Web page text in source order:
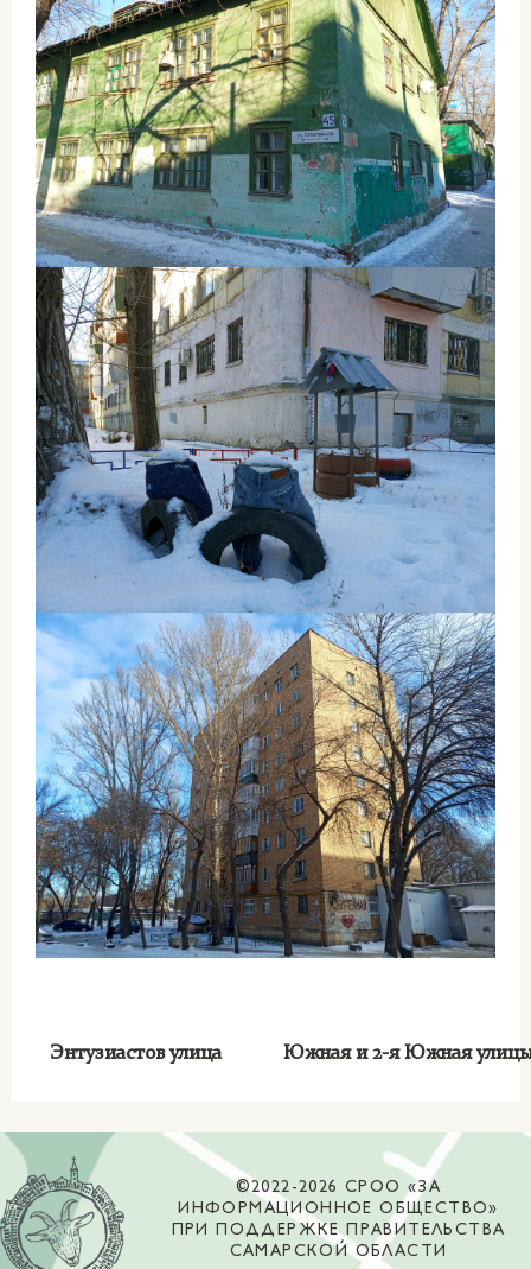
Энтузиастов улица Южная и 2-я Южная
©2022-2026 СРОО «ЗА
ИНФОРМАЦИОННОЕ ОБЩЕСТВО»
ПРИ ПОДДЕРЖКЕ ПРАВИТЕЛЬСТВА
САМАРСКОЙ ОБЛАСТИ